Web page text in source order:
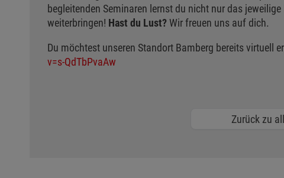
begleitenden Seminaren lernst du nicht nur das
weiterbringen! Hast du Lust?Wir freuen uns auf dich.
Du möchtest unseren Standort Bamberg bereits virtuell
v=s-QdTbPvaAw
Zurück zu